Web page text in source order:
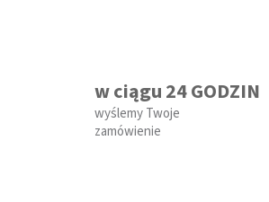
w ciągu 24 GODZIN
wyślemy Twoje
zamówienie